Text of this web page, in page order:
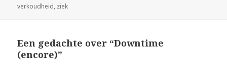
op
verkoudheid, ziek
Een gedachte over “Downtime
(encore)”